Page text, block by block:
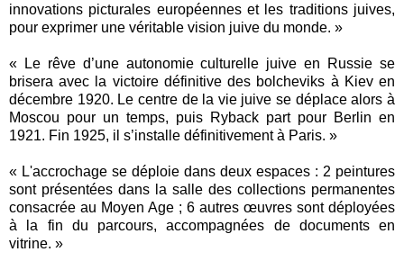
innovations picturales européennes et les traditions juives,
pour exprimer une véritable vision juive du monde. »
« Le rêve d’une autonomie culturelle juive en Russie se
brisera avec la victoire définitive des bolcheviks à Kiev en
décembre 1920. Le centre de la vie juive se déplace alors à
Moscou pour un temps, puis Ryback part pour Berlin en
1921. Fin 1925, il s’installe définitivement à Paris. »
« L'accrochage se déploie dans deux espaces : 2 peintures
sont présentées dans la salle des collections permanentes
consacrée au Moyen Age ; 6 autres œuvres sont déployées
à la fin du parcours, accompagnées de documents en
vitrine. »